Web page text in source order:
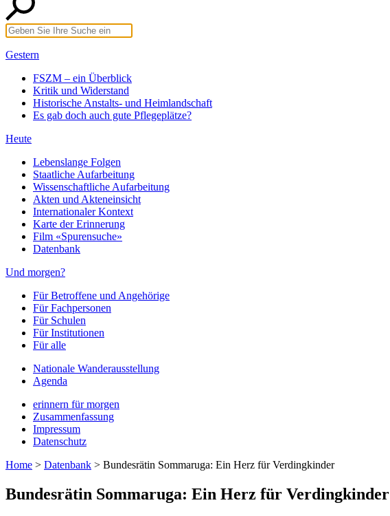
Gestern
FSZM – ein Überblick
Kritik und Widerstand
Historische Anstalts- und Heimlandschaft
Es gab doch auch gute Pflegeplätze?
Heute
Lebenslange Folgen
Staatliche Aufarbeitung
Wissenschaftliche Aufarbeitung
Akten und Akteneinsicht
Internationaler Kontext
Karte der Erinnerung
Film «Spurensuche»
Datenbank
Und morgen?
Für Betroffene und Angehörige
Für Fachpersonen
Für Schulen
Für Institutionen
Für alle
Nationale Wanderausstellung
Agenda
erinnern für morgen
Zusammenfassung
Impressum
Datenschutz
Home > Datenbank > Bundesrätin Sommaruga: Ein Herz für Verdingkinder
Bundesrätin Sommaruga: Ein Herz für Verdingkinder